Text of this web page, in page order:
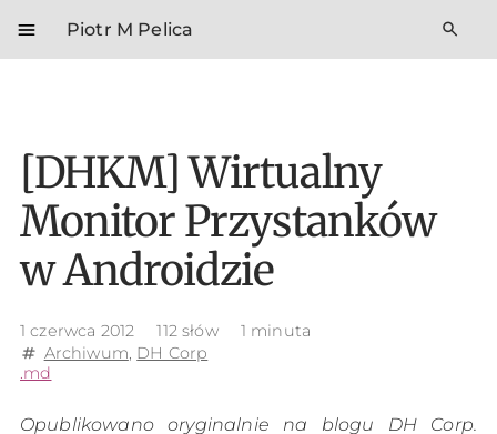
menu Piotr M Pelica search
[DHKM] Wirtualny
Monitor Przystanków
w Androidzie
1 czerwca 2012 112 słów 1 minuta
tag Archiwum, DH Corp
.md
Opublikowano oryginalnie na blogu DH Corp.